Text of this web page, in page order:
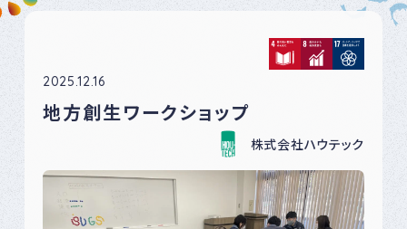
2025.12.16
地方創生ワークショップ
株式会社ハウテック